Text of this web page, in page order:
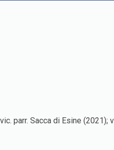
parr. Sacca di Esine (2021);